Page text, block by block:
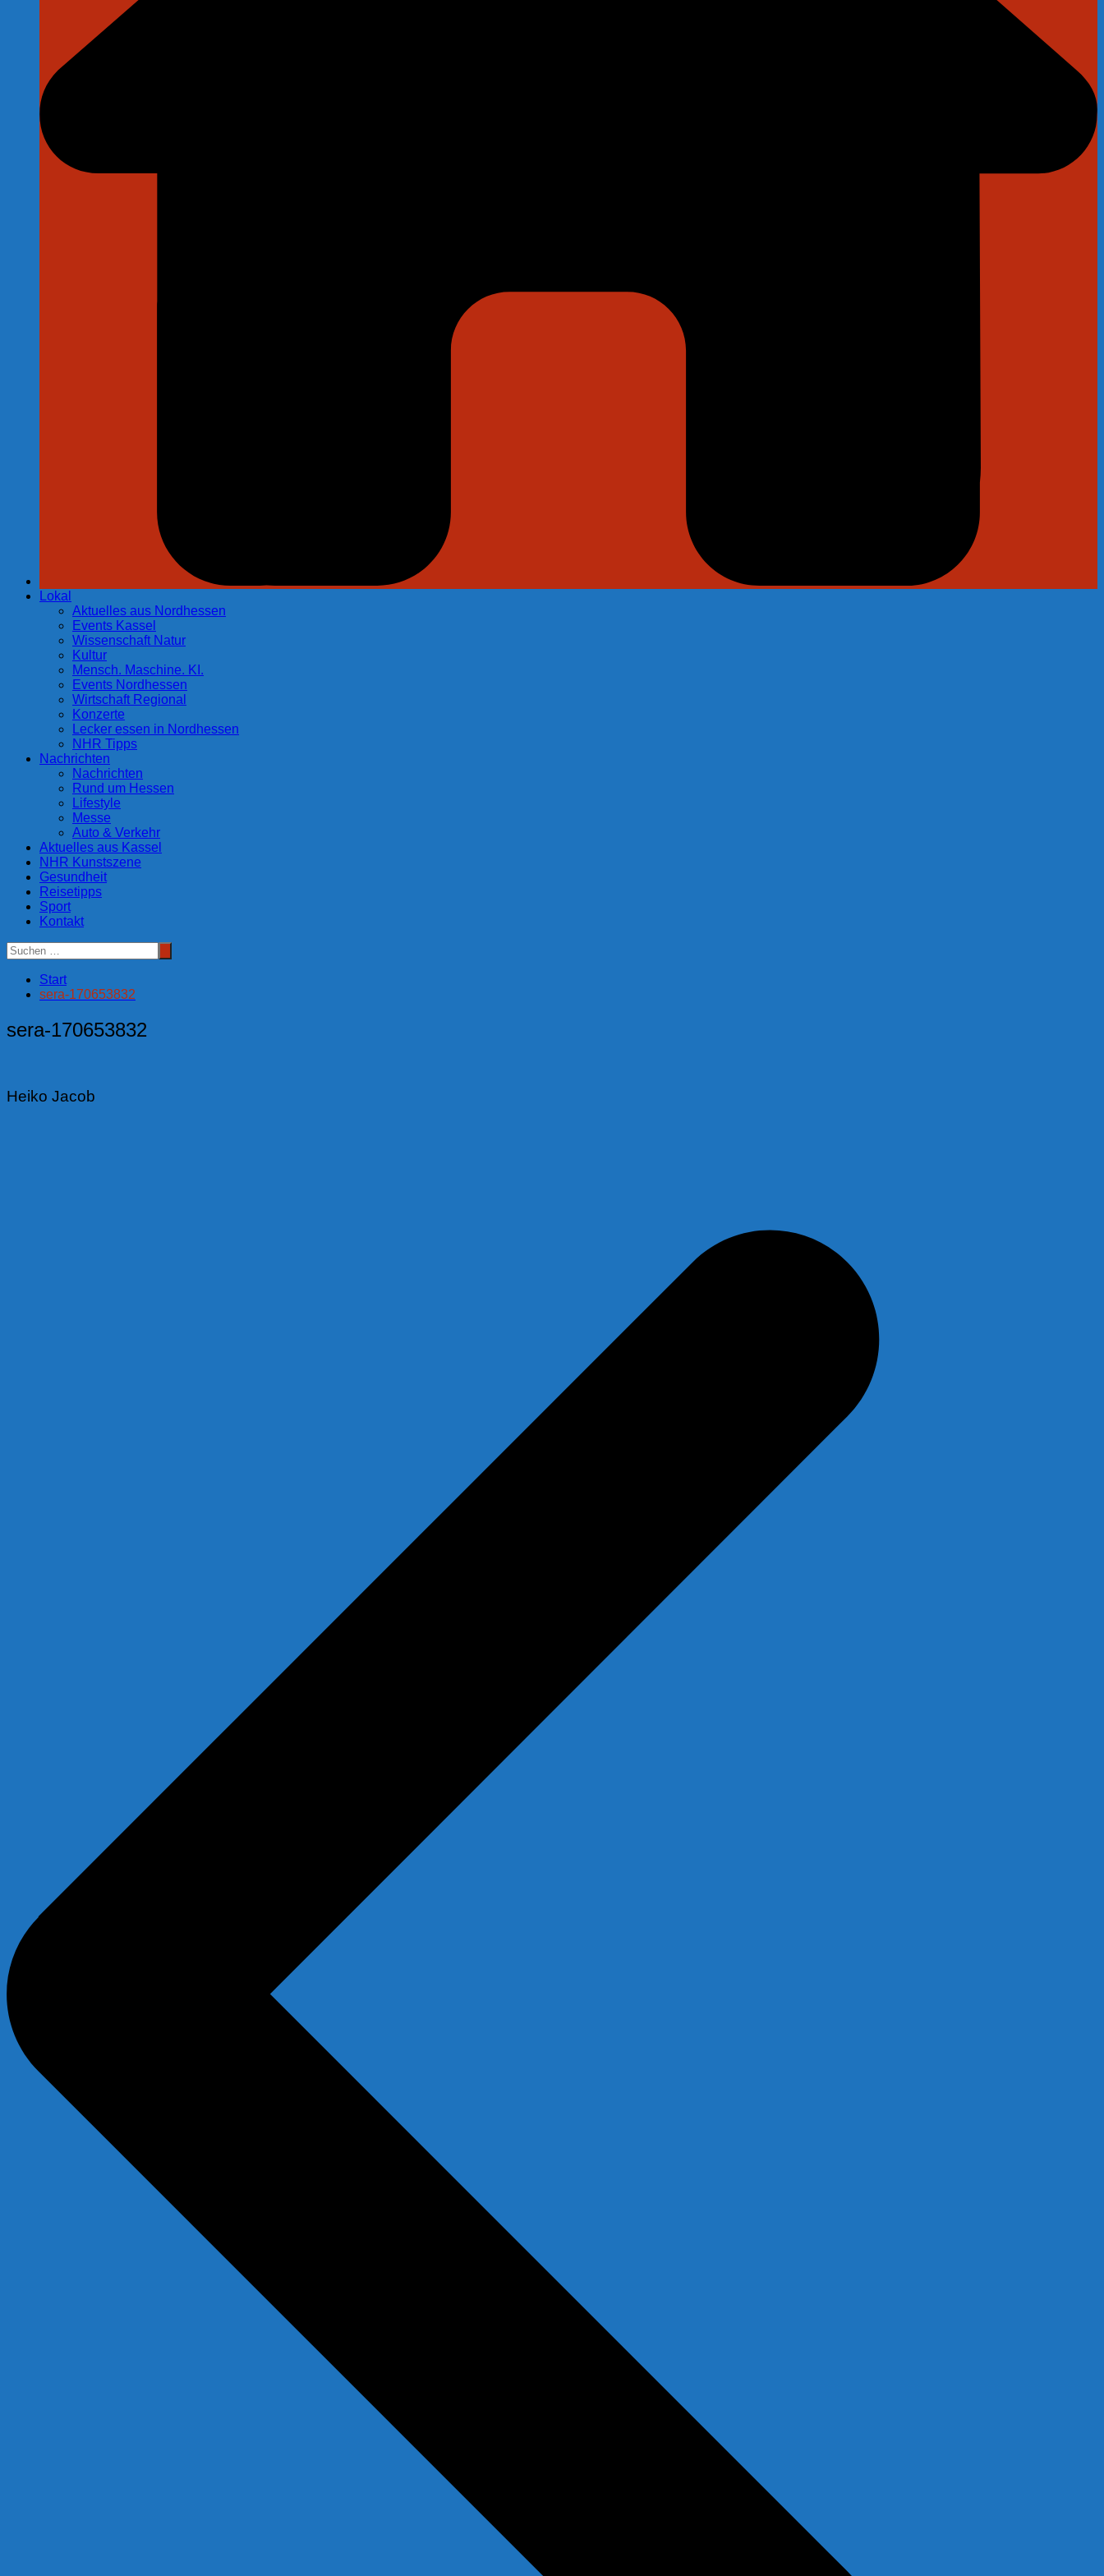
Lokal
Aktuelles aus Nordhessen
Events Kassel
Wissenschaft Natur
Kultur
Mensch. Maschine. KI.
Events Nordhessen
Wirtschaft Regional
Konzerte
Lecker essen in Nordhessen
NHR Tipps
Nachrichten
Nachrichten
Rund um Hessen
Lifestyle
Messe
Auto & Verkehr
Aktuelles aus Kassel
NHR Kunstszene
Gesundheit
Reisetipps
Sport
Kontakt
Start
sera-170653832
sera-170653832
Heiko Jacob